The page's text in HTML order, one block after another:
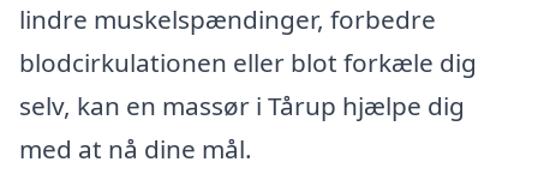
lindre muskelspændinger, forbedre
blodcirkulationen eller blot forkæle dig
selv, kan en massør i Tårup hjælpe dig
med at nå dine mål.